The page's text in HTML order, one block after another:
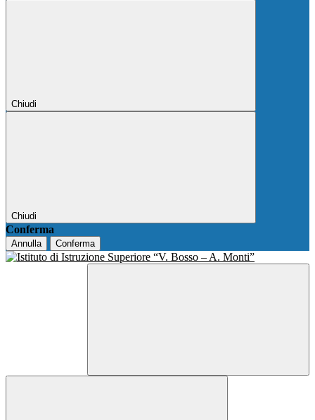
Chiudi
Chiudi
Conferma
Annulla Conferma